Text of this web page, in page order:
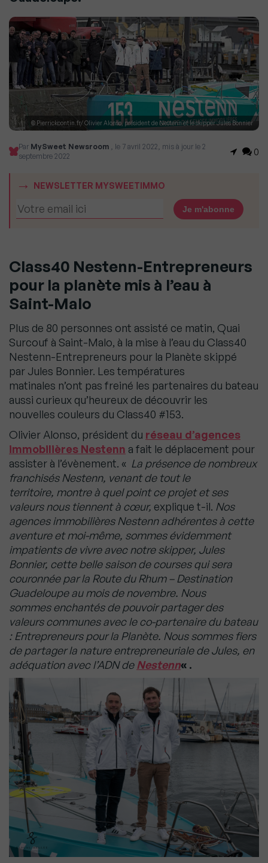
© Pierrickcontin.fr/ Olivier Alonso, président de Nestenn et le skipper Jules Bonnier
Par MySweet Newsroom , le 7 avril 2022, mis à jour le 2
septembre 2022
0
NEWSLETTER MYSWEETIMMO
Class40 Nestenn-Entrepreneurs
pour la planète mis à l’eau à
Saint-Malo
Plus de 80 personnes ont assisté ce matin, Quai
Surcouf à Saint-Malo, à la mise à l’eau du Class40
Nestenn-Entrepreneurs pour la Planète skippé
par Jules Bonnier. Les températures
matinales n’ont pas freiné les partenaires du bateau
aussi curieux qu’heureux de découvrir les
nouvelles couleurs du Class40 #153.
Olivier Alonso, président du réseau d’agences
immobilières Nestenn a fait le déplacement pour
assister à l’évènement. « La présence de nombreux
franchisés Nestenn, venant de tout le
territoire, montre à quel point ce projet et ses
valeurs nous tiennent à cœur, explique t-il. Nos
agences immobilières Nestenn adhérentes à cette
aventure et moi-même, sommes évidemment
impatients de vivre avec notre skipper, Jules
Bonnier, cette belle saison de courses qui sera
couronnée par la Route du Rhum – Destination
Guadeloupe au mois de novembre. Nous
sommes enchantés de pouvoir partager des
valeurs communes avec le co-partenaire du bateau
: Entrepreneurs pour la Planète. Nous sommes fiers
de partager la nature entrepreneuriale de Jules, en
adéquation avec l’ADN deNestenn« .